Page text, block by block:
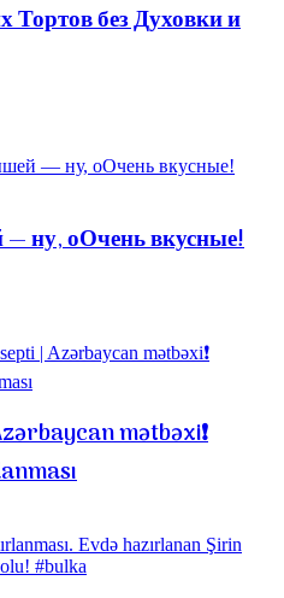
без Духовки и
ну, оОчень вкусные!
mətbəxi❗️